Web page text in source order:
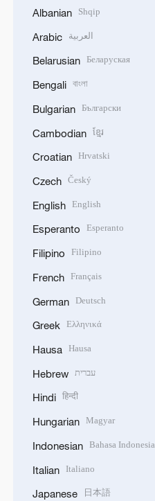
Albanian Shqip
Arabic العربية
Belarusian Беларуская
Bengali বাংলা
Bulgarian Български
Cambodian ខ្មែរ
Croatian Hrvatski
Czech Český
English English
Esperanto Esperanto
Filipino Filipino
French Français
German Deutsch
Greek Ελληνικά
Hausa Hausa
Hebrew עברית
Hindi हिन्दी
Hungarian Magyar
Indonesian Bahasa Indonesia
Italian Italiano
Japanese 日本語